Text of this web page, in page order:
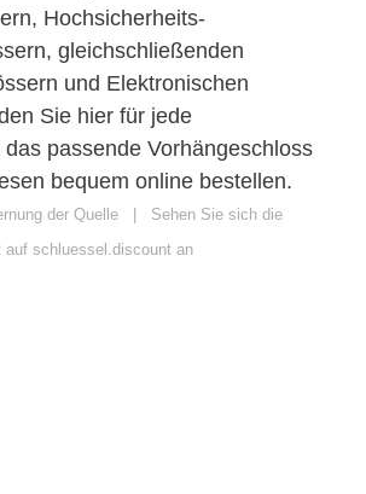
Hochsicherheits-
gleichschließenden
und Elektronischen
Sie hier für jede
passende Vorhängeschloss
bequem online bestellen.
der Quelle
Sehen Sie sich die
auf schluessel.discount an